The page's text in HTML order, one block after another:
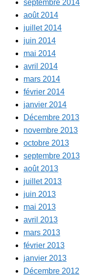
septembre 2014
août 2014
juillet 2014
juin 2014
mai 2014
avril 2014
mars 2014
février 2014
janvier 2014
Décembre 2013
novembre 2013
octobre 2013
septembre 2013
août 2013
juillet 2013
juin 2013
mai 2013
avril 2013
mars 2013
février 2013
janvier 2013
Décembre 2012